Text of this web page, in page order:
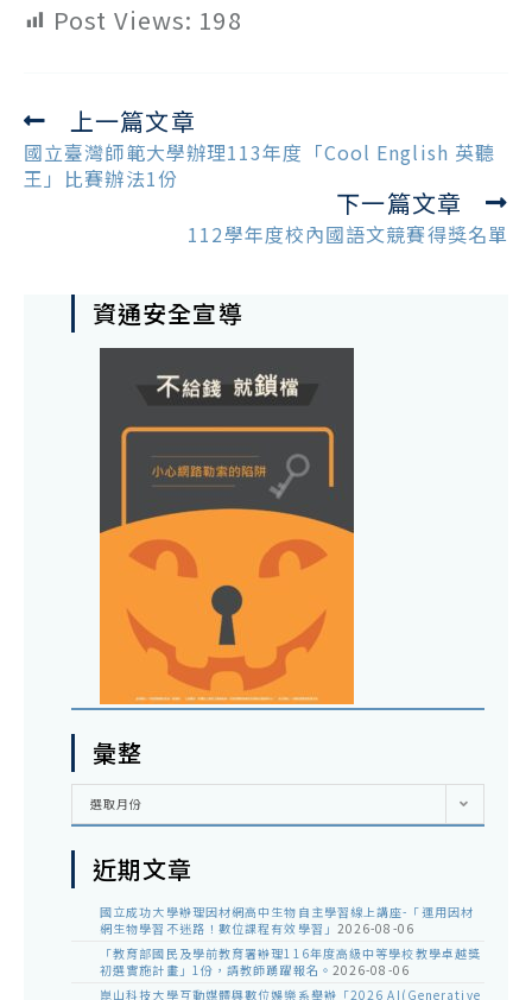
Post Views: 198
Read
more
articles
上一篇文章
國立臺灣師範大學辦理113年度「Cool English 英聽
王」比賽辦法1份
下一篇文章
112學年度校內國語文競賽得獎名單
資通安全宣導
彙整
彙
選取月份
近期文章
國立成功大學辦理因材網高中生物自主學習線上講座-「運用因材
網生物學習不迷路！數位課程有效學習」 2026-08-06
「教育部國民及學前教育署辦理116年度高級中等學校教學卓越獎
初選實施計畫」1份，請教師踴躍報名。 2026-08-06
崑山科技大學互動媒體與數位娛樂系舉辦「2026 AI(Generative